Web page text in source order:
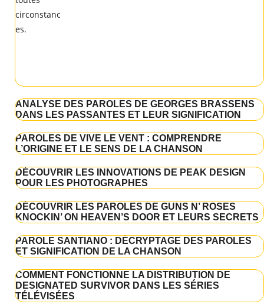
ANALYSE DES PAROLES DE GEORGES BRASSENS
DANS LES PASSANTES ET LEUR SIGNIFICATION
PAROLES DE VIVE LE VENT : COMPRENDRE
L’ORIGINE ET LE SENS DE LA CHANSON
DÉCOUVRIR LES INNOVATIONS DE PEAK DESIGN
POUR LES PHOTOGRAPHES
DÉCOUVRIR LES PAROLES DE GUNS N’ ROSES
KNOCKIN’ ON HEAVEN’S DOOR ET LEURS SECRETS
PAROLE SANTIANO : DÉCRYPTAGE DES PAROLES
ET SIGNIFICATION DE LA CHANSON
COMMENT FONCTIONNE LA DISTRIBUTION DE
DESIGNATED SURVIVOR DANS LES SÉRIES
TÉLÉVISÉES